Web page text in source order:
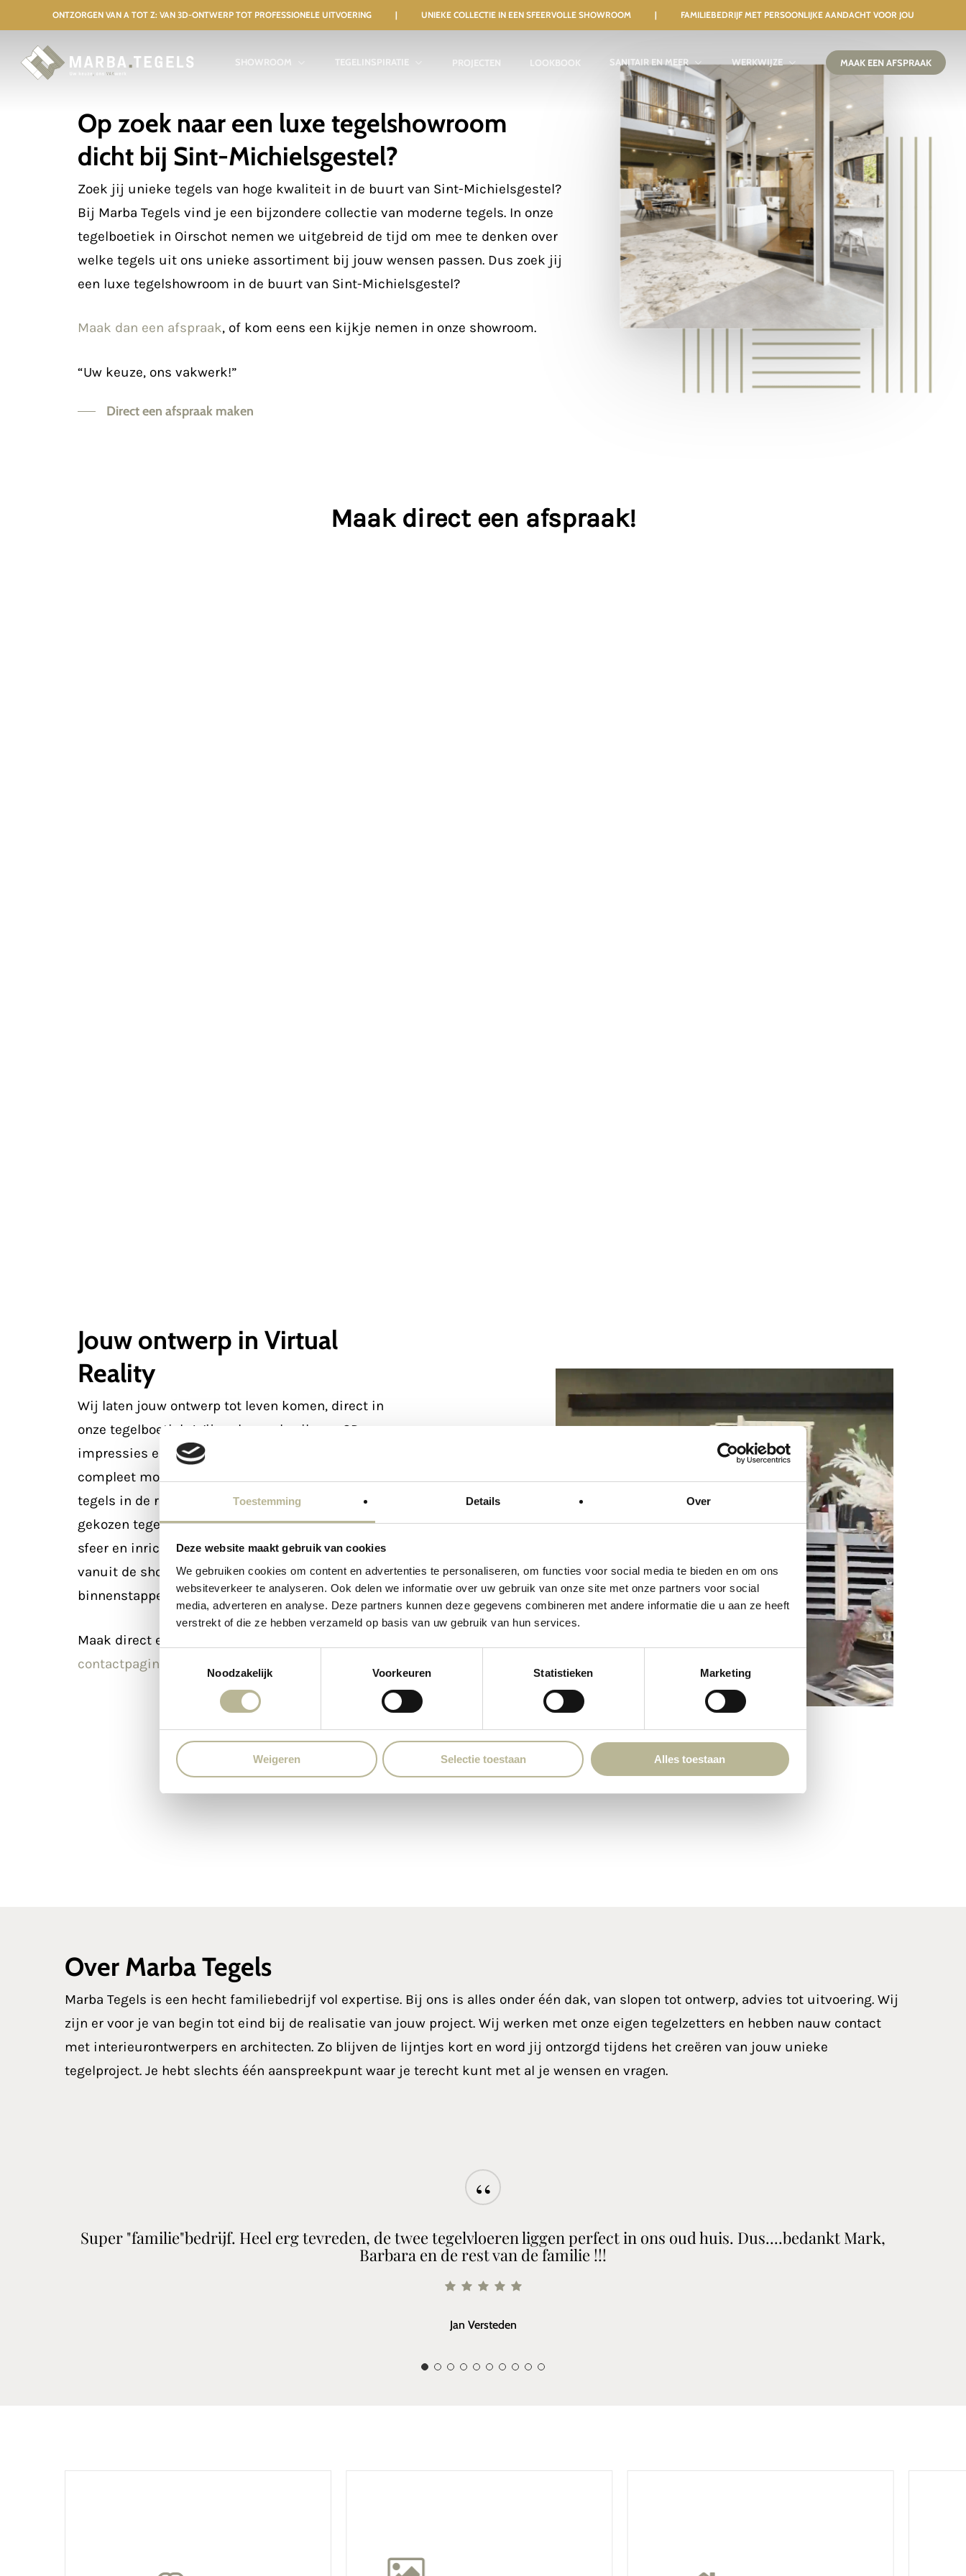
Toestemming Details Over
Deze website maakt gebruik van cookies
We gebruiken cookies om content en advertenties te personaliseren, om functies voor social media te bieden en om ons
websiteverkeer te analyseren. Ook delen we informatie over uw gebruik van onze site met onze partners voor social
media, adverteren en analyse. Deze partners kunnen deze gegevens combineren met andere informatie die u aan ze heeft
verstrekt of die ze hebben verzameld op basis van uw gebruik van hun services.
Noodzakelijk
Voorkeuren Statistieken Marketing
Weigeren Selectie toestaan Alles toestaan
to
main
content
ONTZORGEN VAN A TOT Z: VAN 3D-ONTWERP TOT PROFESSIONELE UITVOERING | UNIEKE COLLECTIE IN EEN SFEERVOLLE SHOWROOM | FAMILIEBEDRIJF MET PERSOONLIJKE AANDACHT VOOR JOU
SHOWROOM TEGELINSPIRATIE PROJECTEN LOOKBOOK SANITAIR EN MEER WERKWIJZE MAAK EEN AFSPRAAK
Op zoek naar een luxe tegelshowroom
dicht bij Sint-Michielsgestel?
Zoek jij unieke tegels van hoge kwaliteit in de buurt van Sint-Michielsgestel?
Bij Marba Tegels vind je een bijzondere collectie van moderne tegels. In onze
tegelboetiek in Oirschot nemen we uitgebreid de tijd om mee te denken over
welke tegels uit ons unieke assortiment bij jouw wensen passen. Dus zoek jij
een luxe tegelshowroom in de buurt van Sint-Michielsgestel?
Maak dan een afspraak, of kom eens een kijkje nemen in onze showroom.
“Uw keuze, ons vakwerk!”
Direct een afspraak maken
Maak direct een afspraak!
Jouw ontwerp in Virtual
Reality
Wij laten jouw ontwerp tot leven komen, direct in
onze tegelboetiek. Wij maken gebruik van 3D-
impressies en Virtual Reality om jou een zo
compleet mogelijk beeld te geven van hoe jouw
tegels in de ruimte komen te liggen. Bekijk de
gekozen tegels in een 3D-ontwerp, compleet met
sfeer en inrichting. Met onze VR-bril kun je zelfs
vanuit de showroom jouw ruimte alvast
binnenstappen.
Maak direct een afspraak in onze showroom via de
contactpagina
+31 (0) 499 21 65 01
Contact E-mail
info@marbategels.nl
Over Marba Tegels
Marba Tegels is een hecht familiebedrijf vol expertise. Bij ons is alles onder één dak, van slopen tot ontwerp, advies tot uitvoering. Wij
zijn er voor je van begin tot eind bij de realisatie van jouw project. Wij werken met onze eigen tegelzetters en hebben nauw contact
met interieurontwerpers en architecten. Zo blijven de lijntjes kort en word jij ontzorgd tijdens het creëren van jouw unieke
tegelproject. Je hebt slechts één aanspreekpunt waar je terecht kunt met al je wensen en vragen.
“
Super "familie"bedrijf. Heel erg tevreden, de twee tegelvloeren liggen perfect in ons oud huis. Dus....bedankt Mark,
Barbara en de rest van de familie !!!
Jan Versteden